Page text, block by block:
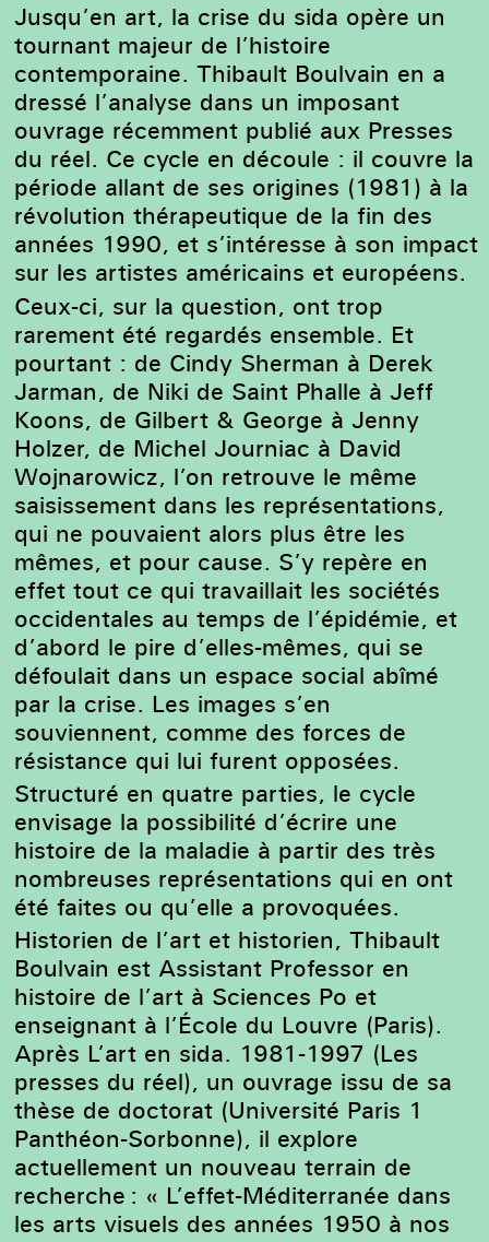
Display of the AIDS Memorial Quilt, National Mall,
Washington, DC, 1987 / courtesy National AIDS
Jusqu’en art, la crise du sida opère un
tournant majeur de l’histoire
contemporaine. Thibault Boulvain en a
dressé l’analyse dans un imposant
ouvrage récemment publié aux Presses
du réel. Ce cycle en découle : il couvre la
période allant de ses origines (1981) à la
révolution thérapeutique de la fin des
années 1990, et s’intéresse à son impact
sur les artistes américains et européens.
Ceux-ci, sur la question, ont trop
rarement été regardés ensemble. Et
pourtant : de Cindy Sherman à Derek
Jarman, de Niki de Saint Phalle à Jeff
Koons, de Gilbert & George à Jenny
Holzer, de Michel Journiac à David
Wojnarowicz, l’on retrouve le même
saisissement dans les représentations,
qui ne pouvaient alors plus être les
mêmes, et pour cause. S’y repère en
effet tout ce qui travaillait les sociétés
occidentales au temps de l’épidémie, et
d’abord le pire d’elles-mêmes, qui se
défoulait dans un espace social abîmé
par la crise. Les images s’en
souviennent, comme des forces de
résistance qui lui furent opposées.
Structuré en quatre parties, le cycle
envisage la possibilité d’écrire une
histoire de la maladie à partir des très
nombreuses représentations qui en ont
été faites ou qu’elle a provoquées.
Historien de l’art et historien, Thibault
Boulvain est Assistant Professor en
histoire de l’art à Sciences Po et
enseignant à l’École du Louvre (Paris).
Après L’art en sida. 1981-1997 (Les
presses du réel), un ouvrage issu de sa
thèse de doctorat (Université Paris 1
Panthéon-Sorbonne), il explore
actuellement un nouveau terrain de
recherche : « L’effet-Méditerranée dans
les arts visuels des années 1950 à nos